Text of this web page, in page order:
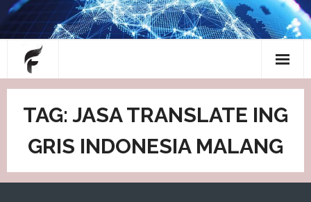
Skip
content
About
Blog
Contact
Home
TAG: JASA TRANSLATE ING
GRIS INDONESIA MALANG